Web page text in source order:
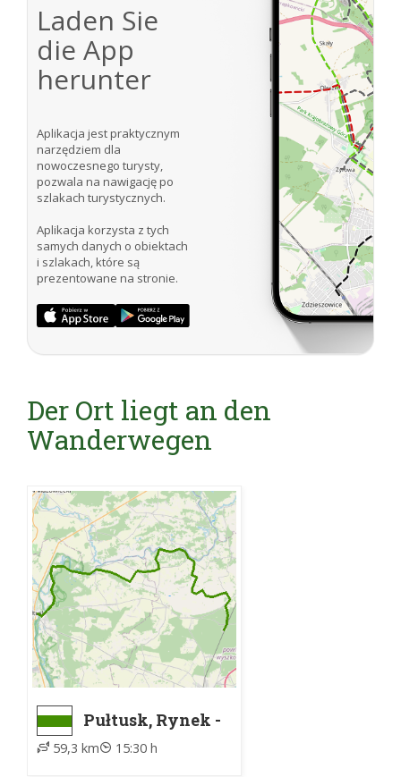
Laden Sie
die App
herunter
Aplikacja jest praktycznym
narzędziem dla
nowoczesnego turysty,
pozwala na nawigację po
szlakach turystycznych.
Aplikacja korzysta z tych
samych danych o obiektach
i szlakach, które są
prezentowane na stronie.
Der Ort liegt an den
Wanderwegen
Pułtusk, Rynek -
Dalekie, PKP
59,3 km 15:30 h